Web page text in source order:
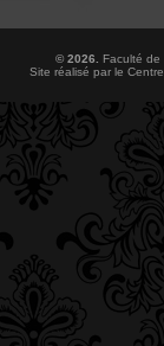
© 2026.
Faculté de
Site réalisé par le